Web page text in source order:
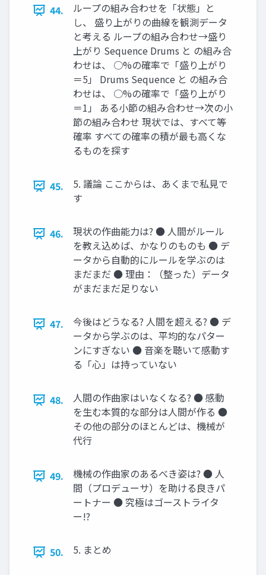
44.
ループの組み合わせを「状態」と
し、 盛り上がりの曲線を観測データ
と考える ループの組み合わせ→盛り
上がり Sequence Drums と の組み合
わせは、 ○%の確率で「盛り上がり
＝5」 Drums Sequence と の組み合
わせは、 ○%の確率で「盛り上がり
＝1」 ある小節の組み合わせ→次の小
節の組み合わせ 現状では、すべて等
確率 すべての確率の積が最も高くな
るものを探す
45.
5. 議論 ここからは、あくまで私見で
す
46.
現状の作曲能力は? ● 人間がルール
を教え込めば、かなりのものも ● デ
ータから自動的にルールを学ぶのは
まだまだ ● 理由：（整った）データ
がまだまだ足りない
47.
今後はどうなる? 人間を超える? ● デ
ータから学ぶのは、平均的なパター
ンにすぎない ● 音楽を聴いて感動す
る「心」は持っていない
48.
人間の作曲家はいなくなる? ● 感動
を生む本質的な部分は人間が作る ●
その他の部分のほとんどは、機械が
代行
49.
機械の作曲家のあるべき姿は? ● 人
間（プロデューサ）を助ける良きパ
ートナー ● 究極はゴーストライタ
ー!?
50. 5. まとめ